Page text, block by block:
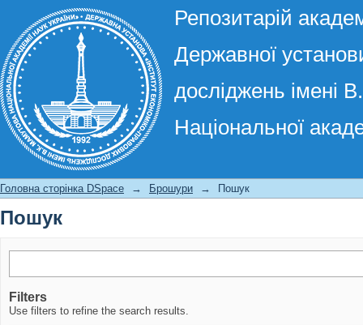
Репозитарій
Державної
досліджень імені
Національної
Пошук
Головна сторінка DSpace → Брошури → Пошук
Пошук
Filters
Use filters to refine the search results.